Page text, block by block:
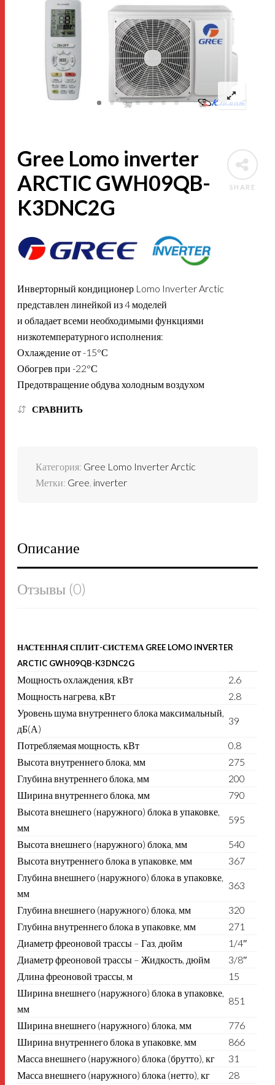
SHARE
Gree Lomo inverter
ARCTIC GWH09QB-
K3DNC2G
Инверторный кондиционер Lomo Inverter Arctic
представлен линейкой из 4 моделей
и обладает всеми необходимыми функциями
низкотемпературного исполнения:
Охлаждение от -15°С
Обогрев при -22°С
Предотвращение обдува холодным воздухом
СРАВНИТЬ
Категория: Gree Lomo Inverter Arctic
Метки: Gree inverter
Описание
Отзывы (0)
НАСТЕННАЯ СПЛИТ-СИСТЕМА GREE LOMO INVERTER
ARCTIC GWH09QB-K3DNC2G
Мощность охлаждения, кВт
2.6
Мощность нагрева, кВт
2.8
Уровень шума внутреннего блока максимальный,
дБ(А)
39
Потребляемая мощность, кВт
0.8
Высота внутреннего блока, мм
275
Глубина внутреннего блока, мм
200
Ширина внутреннего блока, мм
790
Высота внешнего (наружного) блока в упаковке,
мм
595
Высота внешнего (наружного) блока, мм
540
Высота внутреннего блока в упаковке, мм
367
Глубина внешнего (наружного) блока в упаковке,
мм
363
Глубина внешнего (наружного) блока, мм
320
Глубина внутреннего блока в упаковке, мм
271
Диаметр фреоновой трассы – Газ, дюйм
1/4″
Диаметр фреоновой трассы – Жидкость, дюйм
3/8″
Длина фреоновой трассы, м
15
Ширина внешнего (наружного) блока в упаковке,
мм
851
Ширина внешнего (наружного) блока, мм
776
Ширина внутреннего блока в упаковке, мм
866
Масса внешнего (наружного) блока (брутто), кг
31
Масса внешнего (наружного) блока (нетто), кг
28